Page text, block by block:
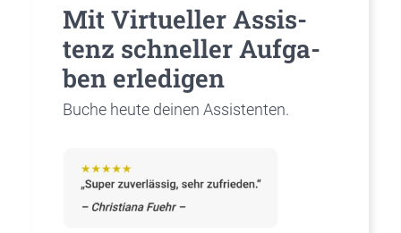
Mit Vir­tu­el­ler Assis­
tenz schnel­ler Auf­ga­
ben erle­di­gen
Buche heu­te dei­nen Assis­ten­ten.